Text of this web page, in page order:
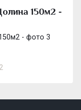
150м2 -
- фото 3